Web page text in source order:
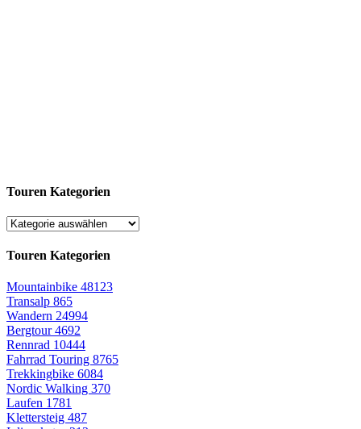
Touren Kategorien
Touren Kategorien
Mountainbike 48123
Transalp 865
Wandern 24994
Bergtour4692
Rennrad 10444
Fahrrad Touring 8765
Trekkingbike 6084
Nordic Walking 370
Laufen 1781
Klettersteig 487